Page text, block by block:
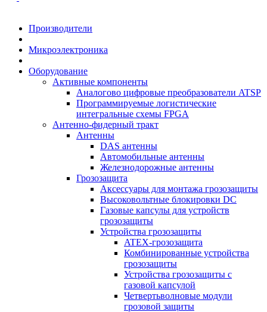
Производители
Микроэлектроника
Оборудование
Активные компоненты
Аналогово цифровые преобразователи ATSP
Программируемые логистические
интегральные схемы FPGA
Антенно-фидерный тракт
Антенны
DAS антенны
Автомобильные антенны
Железнодорожные антенны
Грозозащита
Аксессуары для монтажа грозозащиты
Высоковольтные блокировки DC
Газовые капсулы для устройств
грозозащиты
Устройства грозозащиты
ATEX-грозозащита
Комбинированные устройства
грозозащиты
Устройства грозозащиты с
газовой капсулой
Четвертьволновые модули
грозовой защиты